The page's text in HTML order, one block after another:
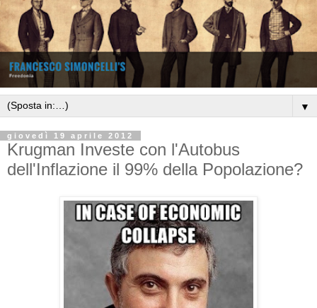
▼
giovedì 19 aprile 2012
Krugman Investe con l'Autobus
dell'Inflazione il 99% della Popolazione?